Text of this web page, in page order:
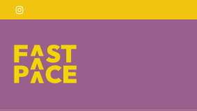
· DESCONTO DE 5% NO PIX 🔵